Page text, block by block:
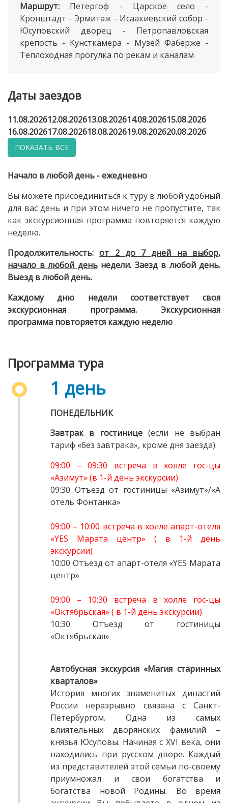
Маршрут:
Петергоф - Царское село -
Кронштадт - Эрмитаж - Исаакиевский собор -
Юсуповский дворец - Петропавловская
крепость - Кунсткамера - Музей Фаберже -
Теплоходная прогулка по рекам и каналам
Даты заездов
11.08.202612.08.202613.08.202614.08.202615.08.2026
16.08.202617.08.202618.08.202619.08.202620.08.2026
ПОКАЗАТЬ ВСЕ
Начало в любой день - ежедневно
Вы можете присоединиться к туру в любой удобный
для вас день и при этом ничего не пропустите, так
как экскурсионная программа повторяется каждую
неделю.
Продолжительность: от 2 до 7 дней на выбор,
начало в любой деньнедели. Заезд в любой день.
Выезд в любой день.
Каждому дню недели соответствует своя
экскурсионная программа. Экскурсионная
программа повторяется каждую неделю
Программа тура
1 день
ПОНЕДЕЛЬНИК
Завтрак в гостинице(если не выбран
тариф «без завтрака», кроме дня заезда).
09:00 – 09:30 встреча в холле гос-цы
«Азимут» (в 1-й день экскурсии)
09:30 Отъезд от гостиницы «Азимут»/«А
отель Фонтанка»
09:00 – 10:00 встреча в холле апарт-отеля
«YES Марата центр» ( в 1-й день
экскурсии)
10:00 Отъезд от апарт-отеля «YES Марата
центр»
09:00 – 10:30 встреча в холле гос-цы
«Октябрьская» ( в 1-й день экскурсии)
10:30 Отъезд от гостиницы
«Октябрьская»
Автобусная экскурсия «Магия старинных
кварталов»
История многих знаменитых династий
России неразрывно связана с Санкт-
Петербургом. Одна из самых
влиятельных дворянских фамилий –
князья Юсуповы. Начиная с XVI века, они
находились при русском дворе. Каждый
из представителей этой семьи по-своему
приумножал и свои богатства и
богатства новой Родины. Во время